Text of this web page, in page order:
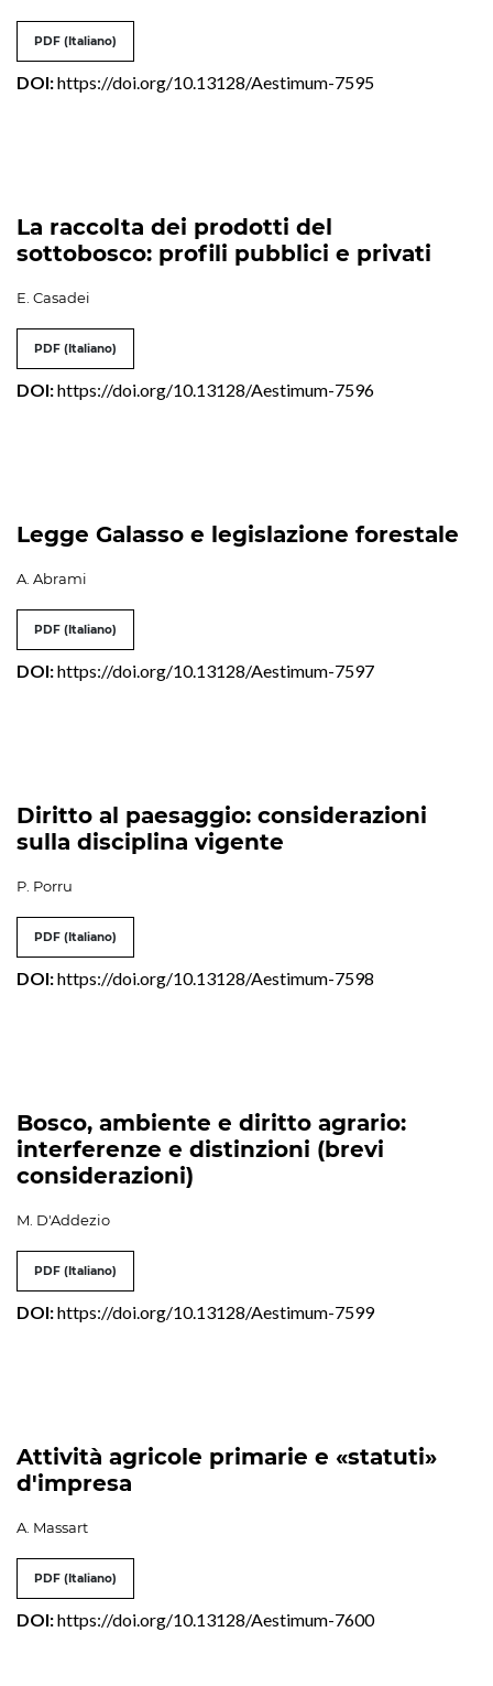
PDF (Italiano)
DOI:https://doi.org/10.13128/Aestimum-7595
La raccolta dei prodotti del
sottobosco: profili pubblici e privati
E. Casadei
PDF (Italiano)
DOI:https://doi.org/10.13128/Aestimum-7596
Legge Galasso e legislazione forestale
A. Abrami
PDF (Italiano)
DOI:https://doi.org/10.13128/Aestimum-7597
Diritto al paesaggio: considerazioni
sulla disciplina vigente
P. Porru
PDF (Italiano)
DOI:https://doi.org/10.13128/Aestimum-7598
Bosco, ambiente e diritto agrario:
interferenze e distinzioni (brevi
considerazioni)
M. D'Addezio
PDF (Italiano)
DOI:https://doi.org/10.13128/Aestimum-7599
Attività agricole primarie e «statuti»
d'impresa
A. Massart
PDF (Italiano)
DOI:https://doi.org/10.13128/Aestimum-7600